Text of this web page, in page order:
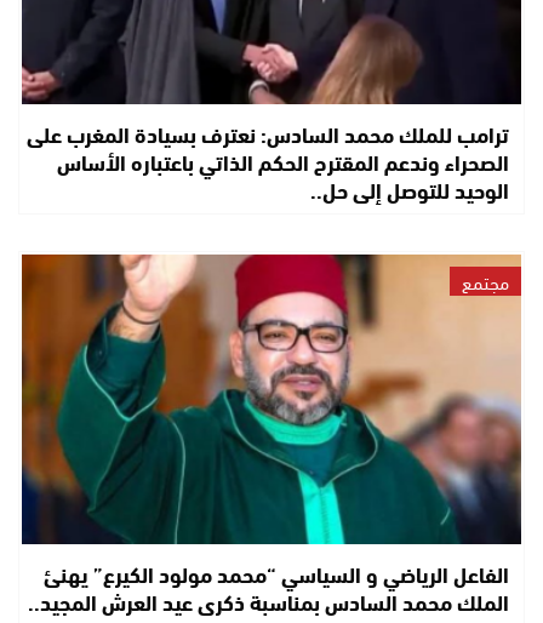
ترامب للملك محمد السادس: نعترف بسيادة المغرب على
الصحراء وندعم المقترح الحكم الذاتي باعتباره الأساس
الوحيد للتوصل إلى حل..
مجتمع
الفاعل الرياضي و السياسي “محمد مولود الكيرع” يهنئ
الملك محمد السادس بمناسبة ذكرى عيد العرش المجيد..